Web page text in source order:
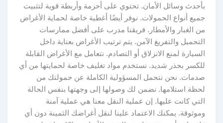
بأحدث وسائل الأمان. تحتوي على أحزمة وأربطة قوية لتثبيت
جميع أنواع الحمولات. نوفر أيضًا أغطية خاصة لحماية الأغراض
من الغبار والأمطار. فريقنا مدرب على أفضل ممارسات
التحميل والتفريغ الآمن. يتم ترتيب الأغراض بعناية داخل
السيارة لمنع الانزلاق أو التصادم. نتعامل مع الأغراض القابلة
للكسر بحذر شديد. نستخدم مواد تغليف خاصة لحمايتها من أي
صدمات. نحن نتحمل المسؤولية الكاملة عن حمولتك من
لحظة استلامها. نضمن لك وصولها إلى وجهتها بنفس الحالة
التي كانت عليها. إن عملية النقل معنا هي عملية آمنة
وموثوقة. يمكنك الاعتماد علينا لنقل أغراضك الثمينة دون أي